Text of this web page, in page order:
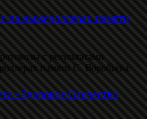
на лыжероллерах памяти
с результатами
памяти С. Воробьёва.
«Здоровое Отечество